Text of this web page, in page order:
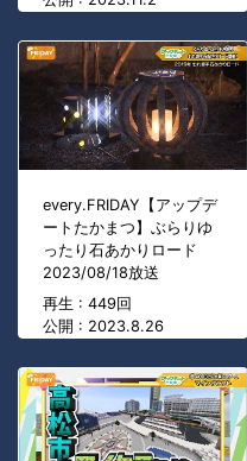
every.FRIDAY【アップデ
ートたかまつ】ぶらりゆ
ったり石あかりロード
2023/08/18放送
再生 : 449回
公開 : 2023.8.26